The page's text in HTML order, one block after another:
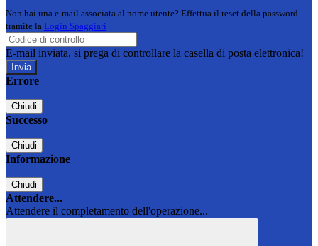
Non hai una e-mail associata al nome utente? Effettua il reset della password
tramite la Login Spaggiari
E-mail inviata, si prega di controllare la casella di posta elettronica!
Errore
Chiudi
Successo
Chiudi
Informazione
Chiudi
Attendere...
Attendere il completamento dell'operazione...